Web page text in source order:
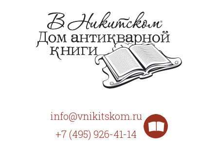
info@vnikitskom.ru
+7 (495) 926-41-14